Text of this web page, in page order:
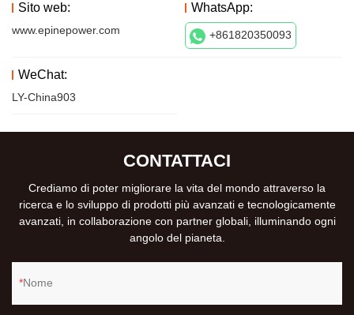
Sito web:
www.epinepower.com
WhatsApp:
+861820350093
WeChat:
LY-China903
CONTATTACI
Crediamo di poter migliorare la vita del mondo attraverso la
ricerca e lo sviluppo di prodotti più avanzati e tecnologicamente
avanzati, in collaborazione con partner globali, illuminando ogni
angolo del pianeta.
Nome